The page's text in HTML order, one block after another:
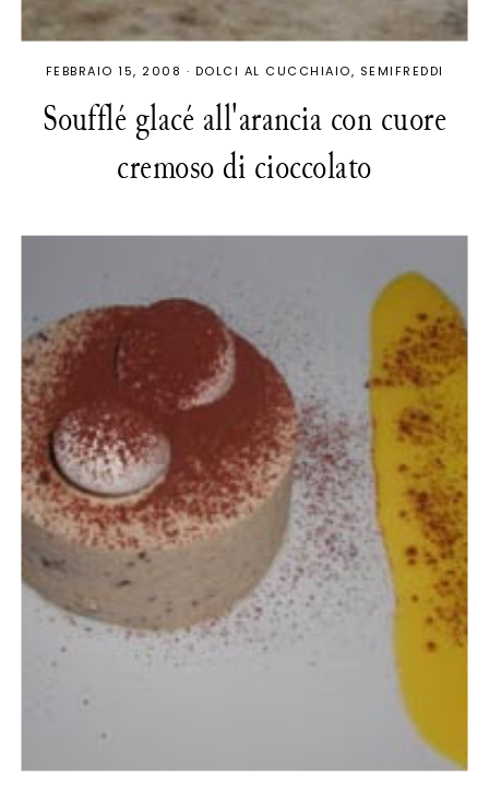
FEBBRAIO 15, 2008 · DOLCI AL CUCCHIAIO SEMIFREDDI
Soufflé glacé all'arancia con cuore
cremoso di cioccolato